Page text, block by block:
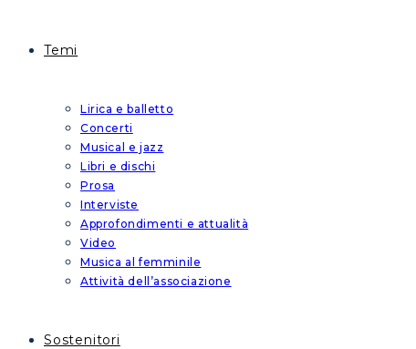
Temi
Lirica e balletto
Concerti
Musical e jazz
Libri e dischi
Prosa
Interviste
Approfondimenti e attualità
Video
Musica al femminile
Attività dell’associazione
Sostenitori